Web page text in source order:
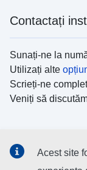
Contactați
Sunați-ne la
Utilizați alte
Scrieți-ne
Veniți să
Acest site